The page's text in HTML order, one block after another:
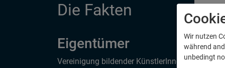
Die Fakten
Eigentümer
Vereinigung bildender KünstlerInnen
Wir nutzen
während
unbedingt